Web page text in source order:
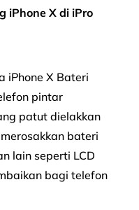
iPhone X di iPro
iPhone X Bateri
pintar
patut dielakkan
bateri
lain seperti LCD
bagi telefon